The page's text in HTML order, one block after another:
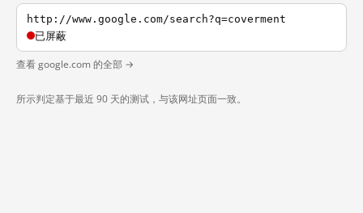
http://www.google.com/search?q=coverment
已屏蔽
查看 google.com 的全部 →
所示判定基于最近 90 天的测试，与该网址页面一致。